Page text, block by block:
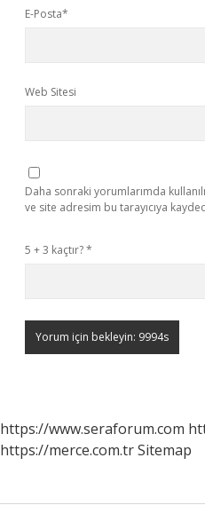
E-Posta*
Web Sitesi
Daha sonraki yorumlarımda
ve site adresim bu tarayıcıya
5 + 3 kaçtır?*
https://www.seraforum.com
https://merce.com.trSitemap